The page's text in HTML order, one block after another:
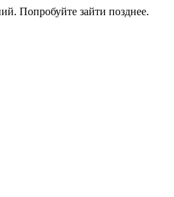
Попробуйте зайти позднее.